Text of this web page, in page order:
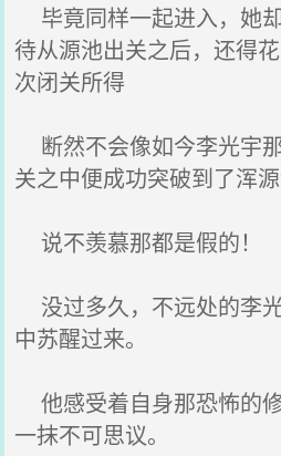
毕竟同样一起进入，她
待从源池出关之后，还得
次闭关所得
断然不会像如今李光宇
关之中便成功突破到了浑源
说不羡慕那都是假的！
没过多久，不远处的李
中苏醒过来。
他感受着自身那恐怖的
一抹不可思议。